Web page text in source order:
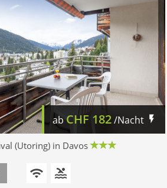
ab CHF 182/Nacht
(Utoring) in Davos